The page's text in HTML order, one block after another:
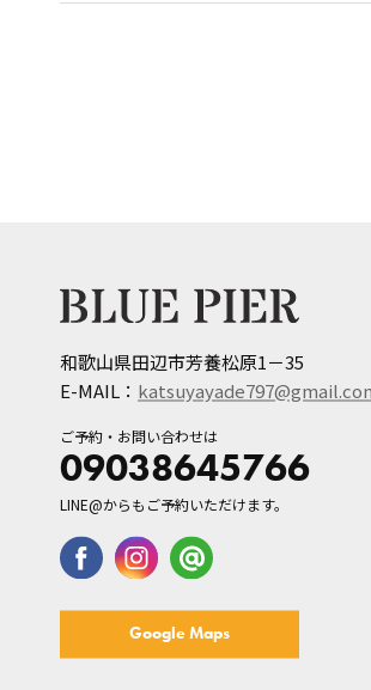
和歌山県田辺市芳養松原1－35
E-MAIL：
ご予約・お問い合わせは
09038645766
LINE@からもご予約いただけます。
Google Maps